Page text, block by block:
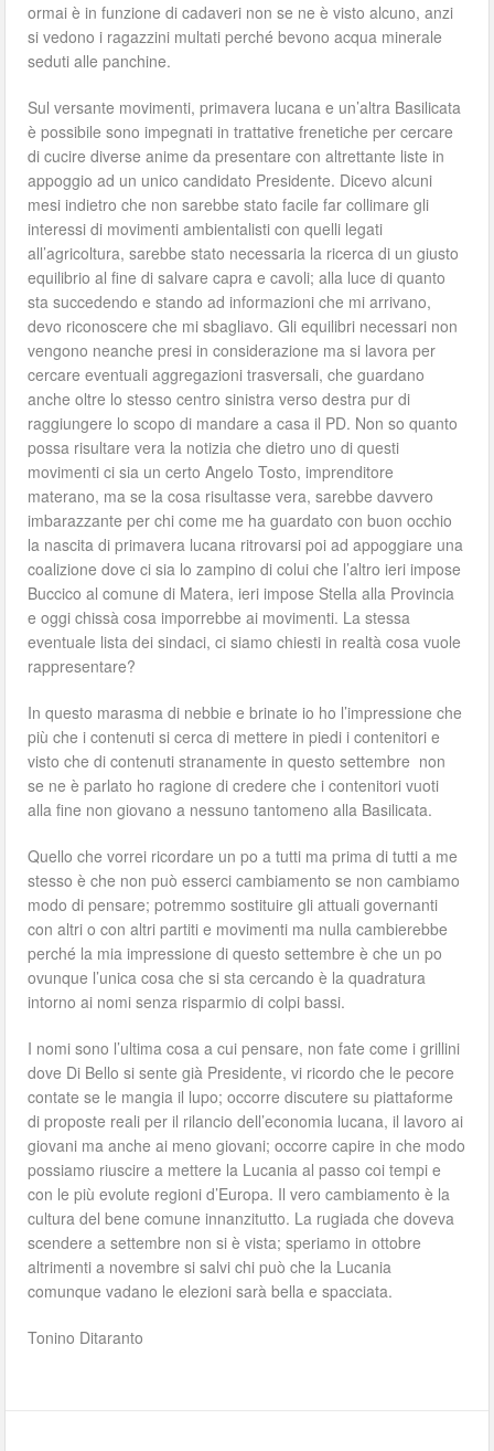
ormai è in funzione di cadaveri non se ne è visto alcuno, anzi
si vedono i ragazzini multati perché bevono acqua minerale
seduti alle panchine.
Sul versante movimenti, primavera lucana e un’altra Basilicata
è possibile sono impegnati in trattative frenetiche per cercare
di cucire diverse anime da presentare con altrettante liste in
appoggio ad un unico candidato Presidente. Dicevo alcuni
mesi indietro che non sarebbe stato facile far collimare gli
interessi di movimenti ambientalisti con quelli legati
all’agricoltura, sarebbe stato necessaria la ricerca di un giusto
equilibrio al fine di salvare capra e cavoli; alla luce di quanto
sta succedendo e stando ad informazioni che mi arrivano,
devo riconoscere che mi sbagliavo. Gli equilibri necessari non
vengono neanche presi in considerazione ma si lavora per
cercare eventuali aggregazioni trasversali, che guardano
anche oltre lo stesso centro sinistra verso destra pur di
raggiungere lo scopo di mandare a casa il PD. Non so quanto
possa risultare vera la notizia che dietro uno di questi
movimenti ci sia un certo Angelo Tosto, imprenditore
materano, ma se la cosa risultasse vera, sarebbe davvero
imbarazzante per chi come me ha guardato con buon occhio
la nascita di primavera lucana ritrovarsi poi ad appoggiare una
coalizione dove ci sia lo zampino di colui che l’altro ieri impose
Buccico al comune di Matera, ieri impose Stella alla Provincia
e oggi chissà cosa imporrebbe ai movimenti. La stessa
eventuale lista dei sindaci, ci siamo chiesti in realtà cosa vuole
rappresentare?
In questo marasma di nebbie e brinate io ho l’impressione che
più che i contenuti si cerca di mettere in piedi i contenitori e
visto che di contenuti stranamente in questo settembre non
se ne è parlato ho ragione di credere che i contenitori vuoti
alla fine non giovano a nessuno tantomeno alla Basilicata.
Quello che vorrei ricordare un po a tutti ma prima di tutti a me
stesso è che non può esserci cambiamento se non cambiamo
modo di pensare; potremmo sostituire gli attuali governanti
con altri o con altri partiti e movimenti ma nulla cambierebbe
perché la mia impressione di questo settembre è che un po
ovunque l’unica cosa che si sta cercando è la quadratura
intorno ai nomi senza risparmio di colpi bassi.
I nomi sono l’ultima cosa a cui pensare, non fate come i grillini
dove Di Bello si sente già Presidente, vi ricordo che le pecore
contate se le mangia il lupo; occorre discutere su piattaforme
di proposte reali per il rilancio dell’economia lucana, il lavoro ai
giovani ma anche ai meno giovani; occorre capire in che modo
possiamo riuscire a mettere la Lucania al passo coi tempi e
con le più evolute regioni d’Europa. Il vero cambiamento è la
cultura del bene comune innanzitutto. La rugiada che doveva
scendere a settembre non si è vista; speriamo in ottobre
altrimenti a novembre si salvi chi può che la Lucania
comunque vadano le elezioni sarà bella e spacciata.
Tonino Ditaranto